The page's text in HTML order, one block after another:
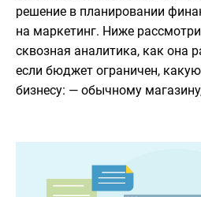
решение в планировании
на маркетинг. Ниже
сквозная аналитика, как она
если бюджет ограничен,
бизнесу: — обычному